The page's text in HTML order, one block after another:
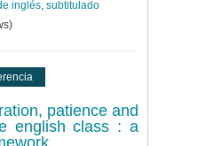
inglés, subtitulado
patience and
english class : a